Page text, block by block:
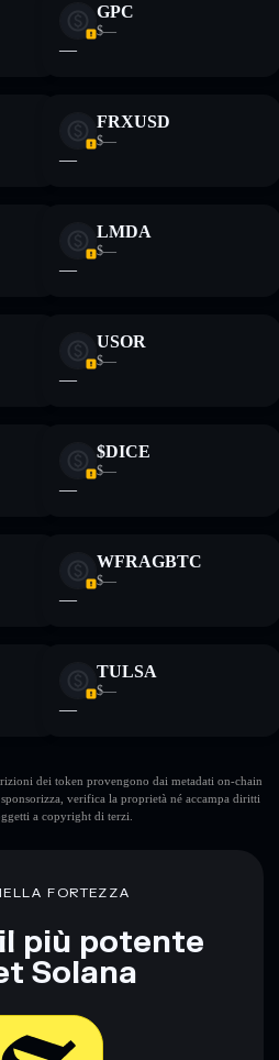
GPC
$—
—
FRXUSD
$—
—
LMDA
$—
—
USOR
$—
—
$DICE
$—
—
WFRAGBTC
$—
—
TULSA
$—
—
dei token provengono dai metadati on-chain
verifica la proprietà né accampa diritti
a copyright di terzi.
FORTEZZA
più potente
Solana